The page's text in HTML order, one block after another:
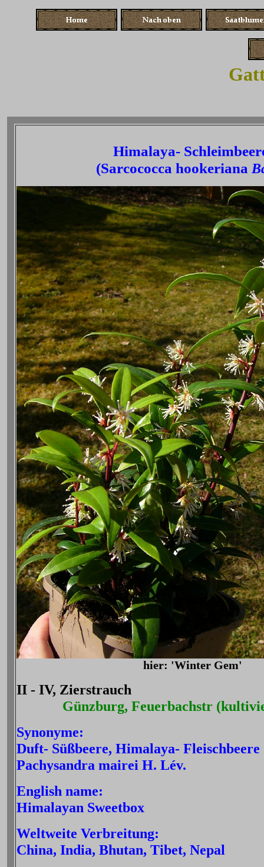
Himalaya-
(Sarcococca hookeriana
hier: 'Winter Gem'
II - IV, Zierstrauch
Günzburg, Feuerbachstr
Synonyme:
Duft- Süßbeere, Himalaya- Fleischbeere
Pachysandra mairei H. Lév.
English name:
Himalayan Sweetbox
Weltweite Verbreitung:
China, India, Bhutan, Tibet, Nepal